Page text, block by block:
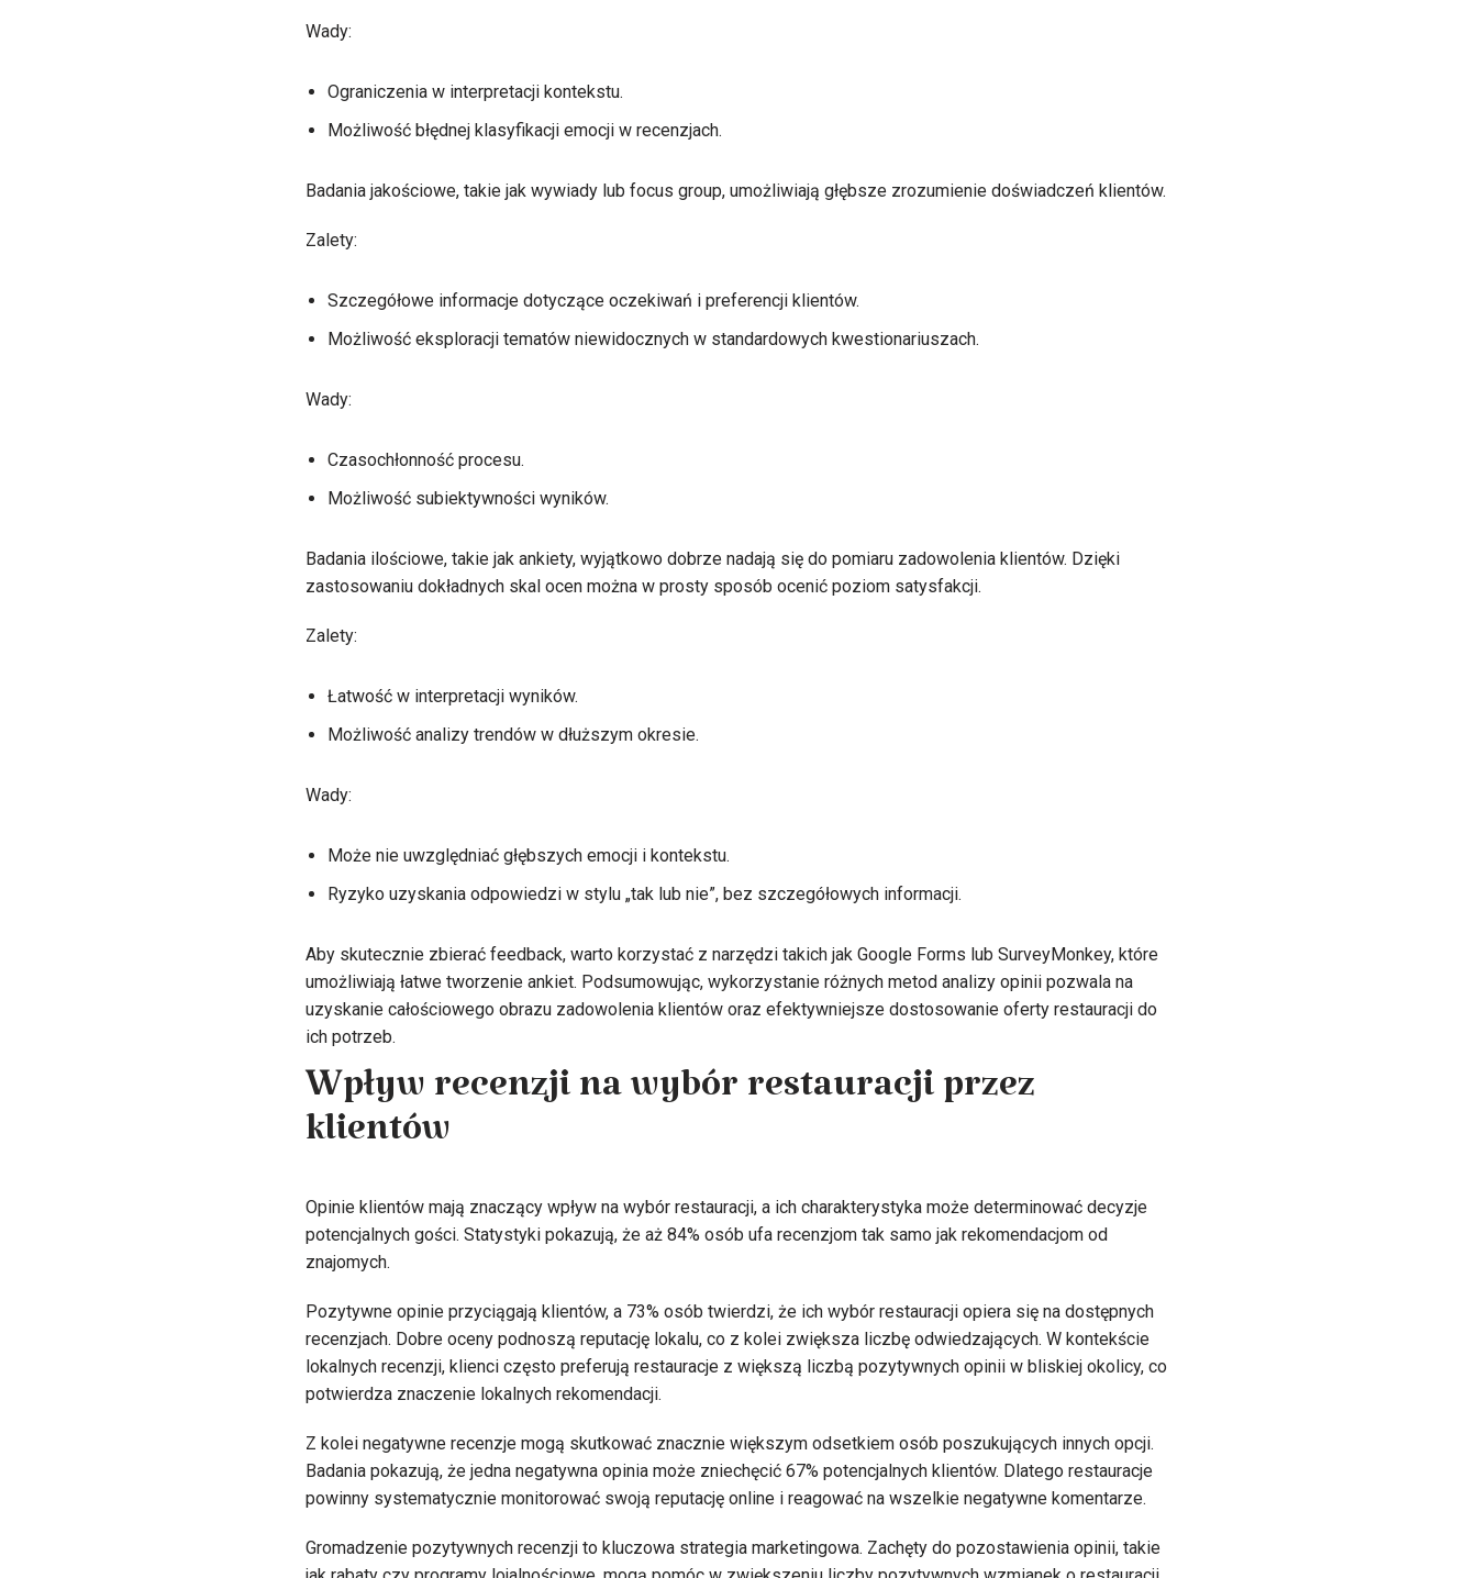
Wady:
Ograniczenia w interpretacji kontekstu.
Możliwość błędnej klasyfikacji emocji w recenzjach.
Badania jakościowe, takie jak wywiady lub focus group, umożliwiają głębsze zrozumienie doświadczeń klientów.
Zalety:
Szczegółowe informacje dotyczące oczekiwań i preferencji klientów.
Możliwość eksploracji tematów niewidocznych w standardowych kwestionariuszach.
Wady:
Czasochłonność procesu.
Możliwość subiektywności wyników.
Badania ilościowe, takie jak ankiety, wyjątkowo dobrze nadają się do pomiaru zadowolenia klientów. Dzięki
zastosowaniu dokładnych skal ocen można w prosty sposób ocenić poziom satysfakcji.
Zalety:
Łatwość w interpretacji wyników.
Możliwość analizy trendów w dłuższym okresie.
Wady:
Może nie uwzględniać głębszych emocji i kontekstu.
Ryzyko uzyskania odpowiedzi w stylu „tak lub nie”, bez szczegółowych informacji.
Aby skutecznie zbierać feedback, warto korzystać z narzędzi takich jak Google Forms lub SurveyMonkey, które
umożliwiają łatwe tworzenie ankiet. Podsumowując, wykorzystanie różnych metod analizy opinii pozwala na
uzyskanie całościowego obrazu zadowolenia klientów oraz efektywniejsze dostosowanie oferty restauracji do
ich potrzeb.
Wpływ recenzji na wybór restauracji przez
klientów
Opinie klientów mają znaczący wpływ na wybór restauracji, a ich charakterystyka może determinować decyzje
potencjalnych gości. Statystyki pokazują, że aż 84% osób ufa recenzjom tak samo jak rekomendacjom od
znajomych.
Pozytywne opinie przyciągają klientów, a 73% osób twierdzi, że ich wybór restauracji opiera się na dostępnych
recenzjach. Dobre oceny podnoszą reputację lokalu, co z kolei zwiększa liczbę odwiedzających. W kontekście
lokalnych recenzji, klienci często preferują restauracje z większą liczbą pozytywnych opinii w bliskiej okolicy, co
potwierdza znaczenie lokalnych rekomendacji.
Z kolei negatywne recenzje mogą skutkować znacznie większym odsetkiem osób poszukujących innych opcji.
Badania pokazują, że jedna negatywna opinia może zniechęcić 67% potencjalnych klientów. Dlatego restauracje
powinny systematycznie monitorować swoją reputację online i reagować na wszelkie negatywne komentarze.
Gromadzenie pozytywnych recenzji to kluczowa strategia marketingowa. Zachęty do pozostawienia opinii, takie